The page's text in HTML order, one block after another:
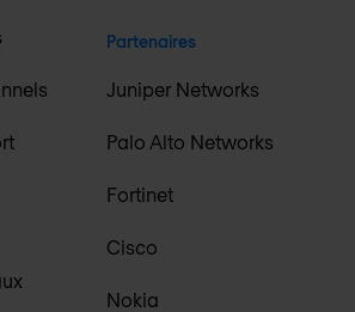
Partenaires
Juniper Networks
Palo Alto Networks
Fortinet
Cisco
Nokia